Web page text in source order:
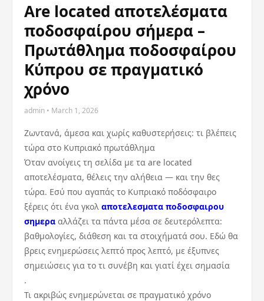
Are located αποτελέσματα
ποδοσφαίρου σήμερα –
Πρωτάθλημα ποδοσφαίρου
Κύπρου σε πραγματικό
χρόνο
admin • March 1, 2026
Ζωντανά, άμεσα και χωρίς καθυστερήσεις: τι βλέπεις
τώρα στο Κυπριακό πρωτάθλημα
Όταν ανοίγεις τη σελίδα με τα are located
αποτελέσματα, θέλεις την αλήθεια — και την θες
τώρα. Εσύ που αγαπάς το Κυπριακό ποδόσφαιρο
ξέρεις ότι ένα γκολ αποτελεσματα ποδοσφαιρου
σημερα αλλάζει τα πάντα μέσα σε δευτερόλεπτα:
βαθμολογίες, διάθεση και τα στοιχήματά σου. Εδώ θα
βρεις ενημερώσεις λεπτό προς λεπτό, με έξυπνες
σημειώσεις για το τι συνέβη και γιατί έχει σημασία
.
Τι ακριβώς ενημερώνεται σε πραγματικό χρόνο